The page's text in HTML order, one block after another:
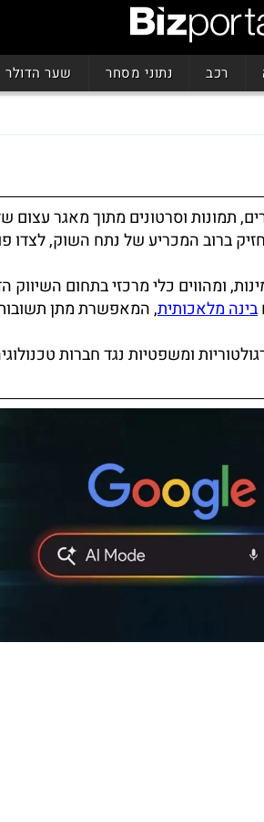
רכב נתוני מסחר שער הדולר
וסרטונים מתוך מאגר עצום
ברוב המכריע של נתח השוק, לצדו
ומהווים כלי מרכזי בתחום השיווק
בינה מלאכותית, המאפשרת מתן
ומשפטיות נגד חברות